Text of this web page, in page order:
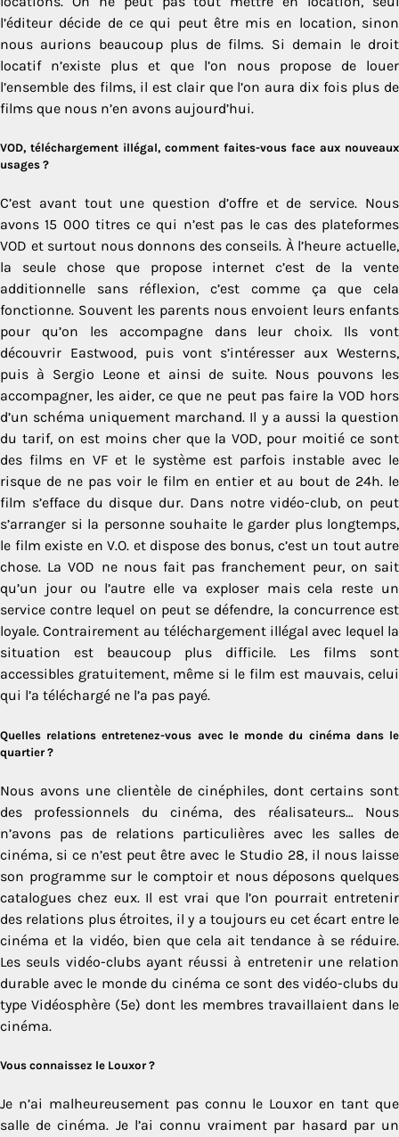
l’éditeur décide de ce qui peut être mis en location, sinon
nous aurions beaucoup plus de films. Si demain le droit
locatif n’existe plus et que l’on nous propose de louer
l’ensemble des films, il est clair que l’on aura dix fois plus de
films que nous n’en avons aujourd’hui.
VOD, téléchargement illégal, comment faites-vous face aux nouveaux
usages ?
C’est avant tout une question d’offre et de service. Nous
avons 15 000 titres ce qui n’est pas le cas des plateformes
VOD et surtout nous donnons des conseils. À l’heure actuelle,
la seule chose que propose internet c’est de la vente
additionnelle sans réflexion, c’est comme ça que cela
fonctionne. Souvent les parents nous envoient leurs enfants
pour qu’on les accompagne dans leur choix. Ils vont
découvrir Eastwood, puis vont s’intéresser aux Westerns,
puis à Sergio Leone et ainsi de suite. Nous pouvons les
accompagner, les aider, ce que ne peut pas faire la VOD hors
d’un schéma uniquement marchand. Il y a aussi la question
du tarif, on est moins cher que la VOD, pour moitié ce sont
des films en VF et le système est parfois instable avec le
risque de ne pas voir le film en entier et au bout de 24h. le
film s’efface du disque dur. Dans notre vidéo-club, on peut
s’arranger si la personne souhaite le garder plus longtemps,
le film existe en V.O. et dispose des bonus, c’est un tout autre
chose. La VOD ne nous fait pas franchement peur, on sait
qu’un jour ou l’autre elle va exploser mais cela reste un
service contre lequel on peut se défendre, la concurrence est
loyale. Contrairement au téléchargement illégal avec lequel la
situation est beaucoup plus difficile. Les films sont
accessibles gratuitement, même si le film est mauvais, celui
qui l’a téléchargé ne l’a pas payé.
Quelles relations entretenez-vous avec le monde du cinéma dans le
quartier ?
Nous avons une clientèle de cinéphiles, dont certains sont
des professionnels du cinéma, des réalisateurs… Nous
n’avons pas de relations particulières avec les salles de
cinéma, si ce n’est peut être avec le Studio 28, il nous laisse
son programme sur le comptoir et nous déposons quelques
catalogues chez eux. Il est vrai que l’on pourrait entretenir
des relations plus étroites, il y a toujours eu cet écart entre le
cinéma et la vidéo, bien que cela ait tendance à se réduire.
Les seuls vidéo-clubs ayant réussi à entretenir une relation
durable avec le monde du cinéma ce sont des vidéo-clubs du
type Vidéosphère (5e) dont les membres travaillaient dans le
cinéma.
Vous connaissez le Louxor ?
Je n’ai malheureusement pas connu le Louxor en tant que
salle de cinéma. Je l’ai connu vraiment par hasard par un